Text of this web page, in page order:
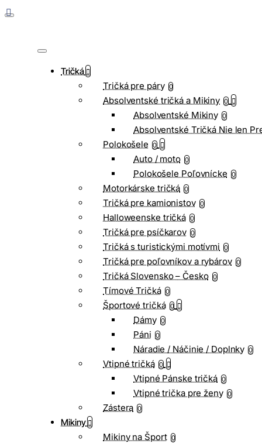
Tričká
Tričká pre páry 0
Absolventské tričká a Mikiny 0
Absolventské Mikiny 0
Absolventské Tričká Nie len
Polokošele 0
Auto / moto 0
Polokošele Poľovnícke 0
Motorkárske tričká 0
Tričká pre kamionistov 0
Halloweenske tričká 0
Tričká pre psíčkarov 0
Tričká s turistickými motívmi 0
Tričká pre poľovníkov a rybárov 0
Tričká Slovensko – Česko 0
Tímové Tričká 0
Športové tričká 0
Dámy 0
Páni 0
Náradie / Náčinie / Doplnky 0
Vtipné tričká 0
Vtipné Pánske tričká 0
Vtipné trička pre ženy 0
Zástera 0
Mikiny
Mikiny na Šport 0